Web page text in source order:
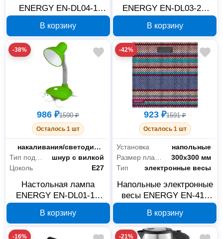
ENERGY EN-DL04-1
В корзину
ENERGY EN-DL03-2С
В корзину
-38%
986 ₽1590 ₽
Осталось 1 шт
Тип лампы
накаливания/светодиодная
шнур с вилкой
Цоколь
E27
Настольная лампа
ENERGY EN-DL01-1C
В корзину
-42%
923 ₽1591 ₽
Осталось 1 шт
Установка
напольные
300х300 мм
Тип
электронные весы
Напольные электронные
весы ENERGY EN-419
В корзину
-16% -21%